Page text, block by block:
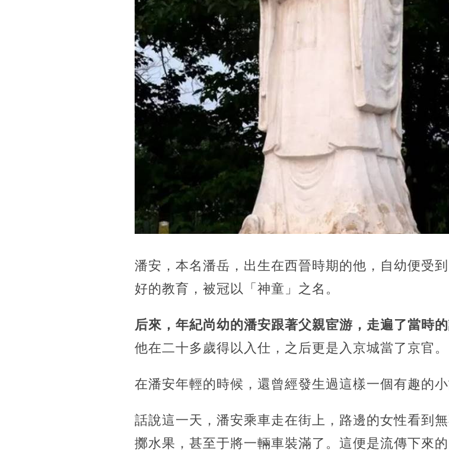
潘安，本名潘岳，出生在西晉時期的他，自幼便受
好的教育，被冠以「神童」之名。
后來，年紀尚幼的潘安跟著父親宦游，走遍了當時的
他在二十多歲得以入仕，之后更是入京城當了京官。
在潘安年輕的時候，還曾經發生過這樣一個有趣的小
話說這一天，潘安乘車走在街上，路邊的女性看到
擲水果，甚至于將一輛車裝滿了。這便是流傳下來的